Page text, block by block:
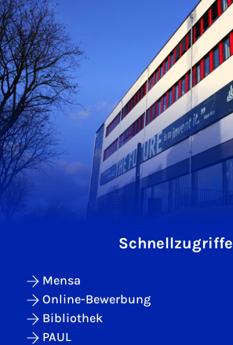
Schnellzugriffe
Mensa
Online-Bewerbung
Bibliothek
PAUL